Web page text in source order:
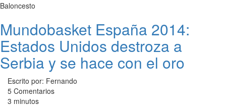
Baloncesto
Mundobasket España 2014:
Estados Unidos destroza a
Serbia y se hace con el oro
Escrito por: Fernando
5 Comentarios
3 minutos